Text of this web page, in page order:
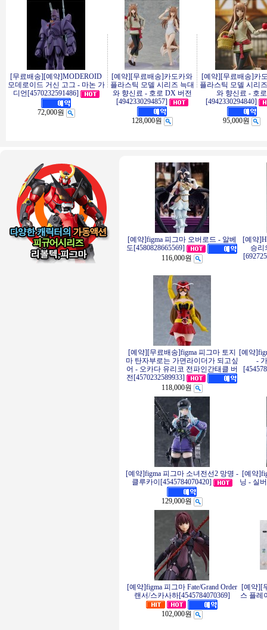
[무료배송][예약]MODEROID
모데로이드 거신 고그 - 마논 가
디언[4570232591486]
72,000원
[예약][무료배송]카도카와
플라스틱 모델 시리즈 늑대
와 향신료 - 호로 DX 버전
[4942330294857]
128,000원
[예약][무료배송]카
플라스틱 모델 시리
와 향신료 - 호로
[4942330294840]
95,000원
[예약]figma 피그마 오버로드 - 알베
도[4580828665569]
116,000원
[예약
승리
[예약][무료배송]figma 피그마 토지
마 탄자부로는 가면라이더가 되고싶
어 - 오카다 유리코 전파인간태클 버
전[4570232589933]
118,000원
[예약
-
[예약]figma 피그마 소녀전선2 망명 -
클루카이[4545784070420]
129,000원
[예약
닝 - 실
[예약]figma 피그마 Fate/Grand Order
랜서/스카사하[4545784070369]
102,000원
[예약][
스 플레